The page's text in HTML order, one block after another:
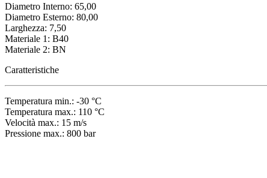
Diametro Interno: 65,00
Diametro Esterno: 80,00
Larghezza: 7,50
Materiale 1: B40
Materiale 2: BN
Caratteristiche
Temperatura min.: -30 °C
Temperatura max.: 110 °C
Velocità max.: 15 m/s
Pressione max.: 800 bar